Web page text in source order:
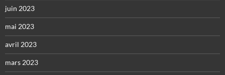
juin 2023
mai 2023
avril 2023
mars 2023